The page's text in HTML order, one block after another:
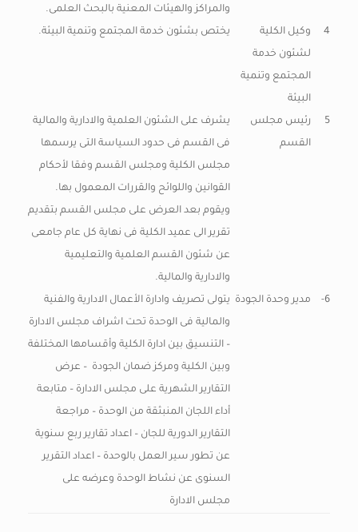
والمراكز والهيئات المعنية بالبحث العلمى.
4
وكيل الكلية
لشئون خدمة
المجتمع وتنمية
البيئة
يختص بشئون خدمة المجتمع وتنمية البيئة.
5
رئيس مجلس
القسم
يشرف على الشئون العلمية والادارية والمالية
فى القسم فى حدود السياسة التى يرسمها
مجلس الكلية ومجلس القسم وفقا لأحكام
القوانين واللوائح والقررات المعمول بها.
ويقوم بعد العرض على مجلس القسم بتقديم
تقرير الى عميد الكلية فى نهاية كل عام جامعى
عن شئون القسم العلمية والتعليمية
والادارية والمالية.
6-
مدير وحدة الجودة يتولى تصريف وادارة الأعمال الادارية والفنية
والمالية فى الوحدة تحت اشراف مجلس الادارة
– التنسيق بين ادارة الكلية وأقسامها المختلفة
وبين الكلية ومركز ضمان الجودة – عرض
التقارير الشهرية على مجلس الادارة – متابعة
أداء اللجان المنبثقة من الوحدة – مراجعة
التقارير الدورية للجان – اعداد تقارير ربع سنوية
عن تطور سير العمل بالوحدة – اعداد التقرير
السنوى عن نشاط الوحدة وعرضه على
مجلس الادارة